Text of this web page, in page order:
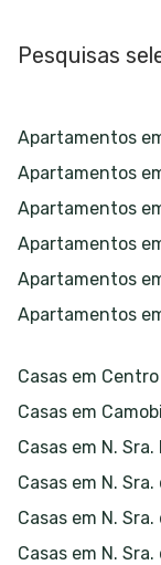
Pesquisas
Apartamentos
Apartamentos
Apartamentos
Apartamentos
Apartamentos
Apartamentos
Casas em Centro
Casas em Camobi
Casas em N.
Casas em N.
Casas em N.
Casas em N.